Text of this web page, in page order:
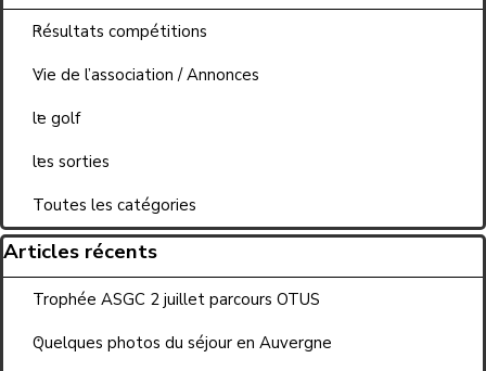
Résultats compétitions
Vie de l’association / Annonces
le golf
les sorties
Toutes les catégories
Sauter le bloc Articles récents
Articles récents
Trophée ASGC 2 juillet parcours OTUS
Quelques photos du séjour en Auvergne